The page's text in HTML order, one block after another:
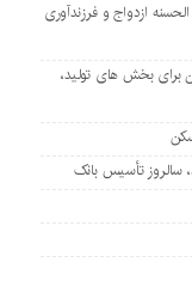
قرض الحسنه ازدواج و فرزندآوری
برای بخش های تولید،